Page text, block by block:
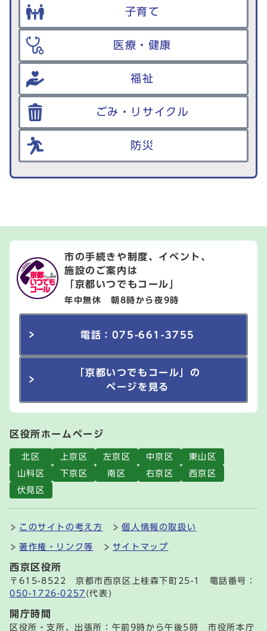
子育て
医療・健康
福祉
ごみ・リサイクル
防災
市の手続きや制度、イベント、
施設のご案内は
「京都いつでもコール」
年中無休 朝8時から夜9時
電話：075-661-3755
「京都いつでもコール」の
ページを見る
区役所ホームページ
北区 上京区 左京区 中京区
東山区
山科区
下京区 南区 右京区
西京区
伏見区
このサイトの考え方 個人情報の取扱い
著作権・リンク等 サイトマップ
西京区役所
〒615-8522 京都市西京区上桂森下町25-1 電話番号：
050-1726-0257 (代表)
開庁時間
区役所・支所、出張所：午前9時から午後5時 市役所本庁